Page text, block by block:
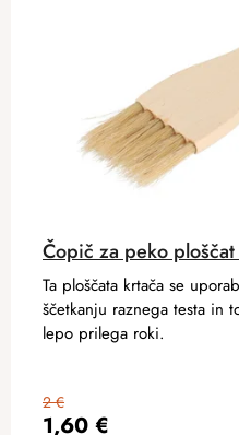
Čopič za peko
1,60 €
2 €
Ta ploščata krtača se
ščetkanju raznega testa in
lepo prilega roki.